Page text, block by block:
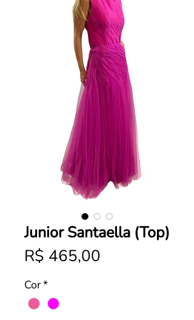
Junior Santaella (Top)
R$ 465,00
Cor*